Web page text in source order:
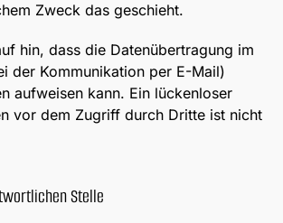
Zweck das geschieht.
hin, dass die Datenübertragung im
der Kommunikation per E-Mail)
aufweisen kann. Ein lückenloser
vor dem Zugriff durch Dritte ist nicht
Stelle